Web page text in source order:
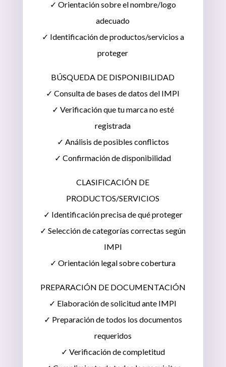
✓ Orientación sobre el nombre/logo
adecuado
✓ Identificación de productos/servicios a
proteger
BÚSQUEDA DE DISPONIBILIDAD
✓ Consulta de bases de datos del IMPI
✓ Verificación que tu marca no esté
registrada
✓ Análisis de posibles conflictos
✓ Confirmación de disponibilidad
CLASIFICACIÓN DE
PRODUCTOS/SERVICIOS
✓ Identificación precisa de qué proteger
✓ Selección de categorías correctas según
IMPI
✓ Orientación legal sobre cobertura
PREPARACIÓN DE DOCUMENTACIÓN
✓ Elaboración de solicitud ante IMPI
✓ Preparación de todos los documentos
requeridos
✓ Verificación de completitud